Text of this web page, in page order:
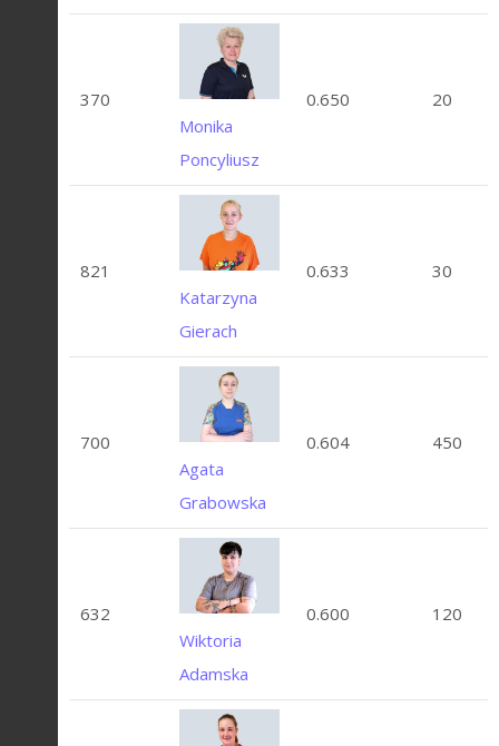
370
Monika
Poncyliusz
0.650 20
821
Katarzyna
Gierach
0.633 30
700
Agata
Grabowska
0.604 450
632
Wiktoria
Adamska
0.600 120